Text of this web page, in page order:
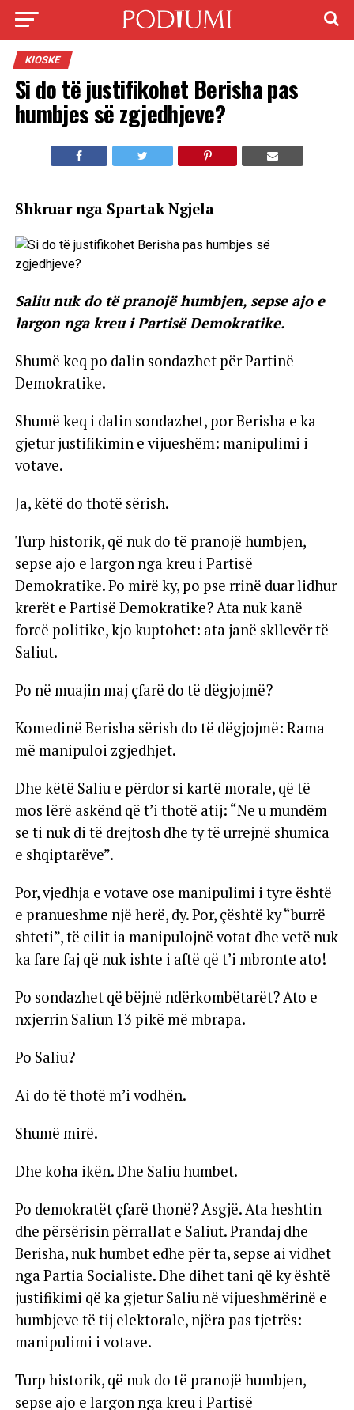
KIOSKE
Si do të justifikohet Berisha pas
humbjes së zgjedhjeve?
Shkruar nga Spartak Ngjela
Saliu nuk do të pranojë humbjen, sepse ajo e
largon nga kreu i Partisë Demokratike.
Shumë keq po dalin sondazhet për Partinë
Demokratike.
Shumë keq i dalin sondazhet, por Berisha e ka
gjetur justifikimin e vijueshëm: manipulimi i
votave.
Ja, këtë do thotë sërish.
Turp historik, që nuk do të pranojë humbjen,
sepse ajo e largon nga kreu i Partisë
Demokratike. Po mirë ky, po pse rrinë duar lidhur
krerët e Partisë Demokratike? Ata nuk kanë
forcë politike, kjo kuptohet: ata janë skllevër të
Saliut.
Po në muajin maj çfarë do të dëgjojmë?
Komedinë Berisha sërish do të dëgjojmë: Rama
më manipuloi zgjedhjet.
Dhe këtë Saliu e përdor si kartë morale, që të
mos lërë askënd që t’i thotë atij: “Ne u mundëm
se ti nuk di të drejtosh dhe ty të urrejnë shumica
e shqiptarëve”.
Por, vjedhja e votave ose manipulimi i tyre është
e pranueshme një herë, dy. Por, çështë ky “burrë
shteti”, të cilit ia manipulojnë votat dhe vetë nuk
ka fare faj që nuk ishte i aftë që t’i mbronte ato!
Po sondazhet që bëjnë ndërkombëtarët? Ato e
nxjerrin Saliun 13 pikë më mbrapa.
Po Saliu?
Ai do të thotë m’i vodhën.
Shumë mirë.
Dhe koha ikën. Dhe Saliu humbet.
Po demokratët çfarë thonë? Asgjë. Ata heshtin
dhe përsërisin përrallat e Saliut. Prandaj dhe
Berisha, nuk humbet edhe për ta, sepse ai vidhet
nga Partia Socialiste. Dhe dihet tani që ky është
justifikimi që ka gjetur Saliu në vijueshmërinë e
humbjeve të tij elektorale, njëra pas tjetrës:
manipulimi i votave.
Turp historik, që nuk do të pranojë humbjen,
sepse ajo e largon nga kreu i Partisë